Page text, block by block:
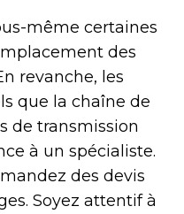
même certaines
des
revanche, les
que la chaîne de
de transmission
à un spécialiste.
des devis
Soyez attentif à